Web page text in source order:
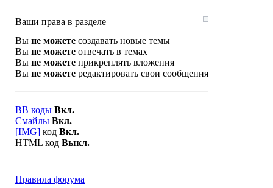
Ваши права в разделе
Вы не можете создавать новые темы
Вы не можете отвечать в темах
Вы не можете прикреплять вложения
Вы не можете редактировать свои сообщения
BB коды Вкл.
Смайлы Вкл.
[IMG] код Вкл.
HTML код Выкл.
Правила форума